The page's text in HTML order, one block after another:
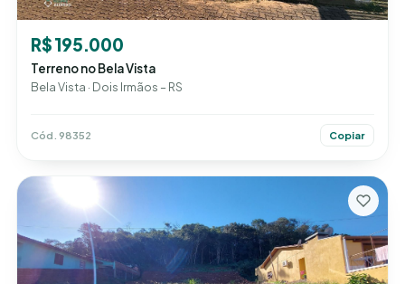
R$ 195.000
Terreno no Bela Vista
Bela Vista · Dois Irmãos – RS
Cód. 98352 Copiar